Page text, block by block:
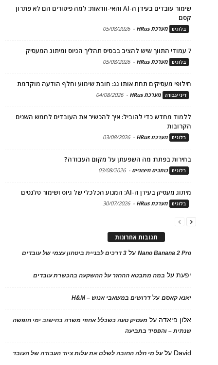
שימור עובדים בעידן ה-AI והאי-וודאות: למה פיטורים הם לא פתרון
קסם
בלוגים מערכת HRus -
05/08/2026
7 עמודי התווך שיש להציב בבסיס תהליך הגיוס ומיתוג המעסיק
בלוגים מערכת HRus -
05/08/2026
חילופי מעסיקים תחת אותו גג: חובת שימוע וחלף הודעה מוקדמת
דיני עבודה מערכת HRus -
04/08/2026
ללמוד מחדש כדי להוביל: איך להכשיר את העובדים לחמש השנים
הקרובות
בלוגים מערכת HRus -
03/08/2026
בחירות בפתח: מה השפעתן על מקום העבודה?
בלוגים כותבים חיצוניים -
03/08/2026
מיתוג מעסיק בעידן ה-AI: המנוע הכלכלי של גיוס ושימור טלנטים
בלוגים מערכת HRus -
30/07/2026
תגובות אחרונות
Nano Banana 2 Proעל 3 דרכים לבניית ביטחון עצמי של עובדים
יפעתעל במה מתבטא ההחזר על ההשקעה בהכשרת עובדים
יאנא קאסםעלדרושים במשאבי אנוש – H&M
אלון פיאדה על מעסיק טעה כשכלל אחוזי משרה בחישוב ימי חופשה
שנתית – והפסיד בתביעה
David עלעל מי חלה החובה לשלם את עלות ציוד העבודה של העובד